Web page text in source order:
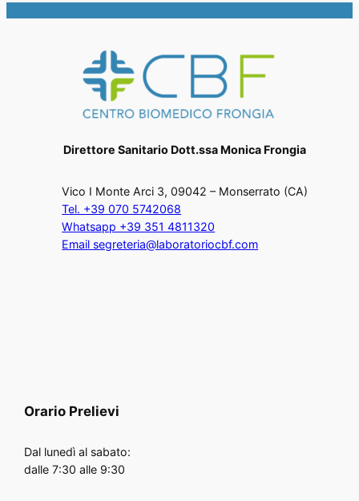
Direttore Sanitario Dott.ssa Monica Frongia
Vico I Monte Arci 3, 09042 – Monserrato (CA)
Tel. +39 070 5742068
Whatsapp +39 351 4811320
Email segreteria@laboratoriocbf.com
Orario Prelievi
Dal lunedì al sabato:
dalle 7:30 alle 9:30